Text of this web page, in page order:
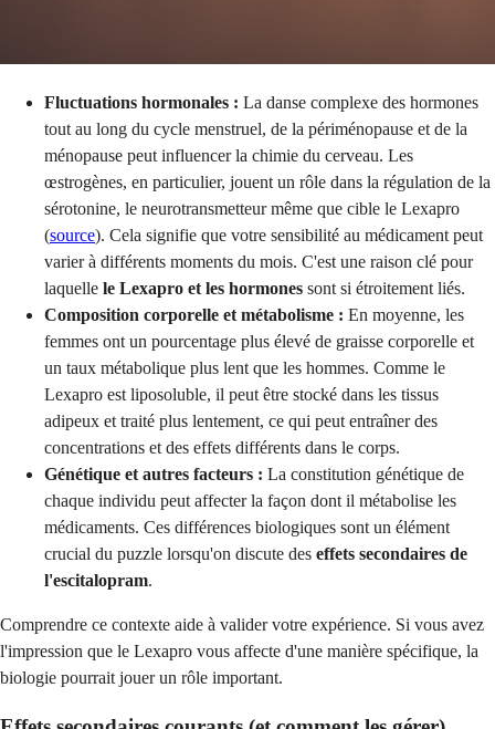
Fluctuations hormonales : La danse complexe des hormones
tout au long du cycle menstruel, de la périménopause et de la
ménopause peut influencer la chimie du cerveau. Les
œstrogènes, en particulier, jouent un rôle dans la régulation de la
sérotonine, le neurotransmetteur même que cible le Lexapro
(source). Cela signifie que votre sensibilité au médicament peut
varier à différents moments du mois. C'est une raison clé pour
laquelle le Lexapro et les hormones sont si étroitement liés.
Composition corporelle et métabolisme : En moyenne, les
femmes ont un pourcentage plus élevé de graisse corporelle et
un taux métabolique plus lent que les hommes. Comme le
Lexapro est liposoluble, il peut être stocké dans les tissus
adipeux et traité plus lentement, ce qui peut entraîner des
concentrations et des effets différents dans le corps.
Génétique et autres facteurs : La constitution génétique de
chaque individu peut affecter la façon dont il métabolise les
médicaments. Ces différences biologiques sont un élément
crucial du puzzle lorsqu'on discute des effets secondaires de
l'escitalopram.
Comprendre ce contexte aide à valider votre expérience. Si vous avez
l'impression que le Lexapro vous affecte d'une manière spécifique, la
biologie pourrait jouer un rôle important.